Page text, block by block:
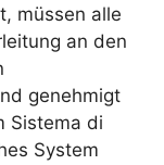
müssen alle
an den
genehmigt
Sistema di
System